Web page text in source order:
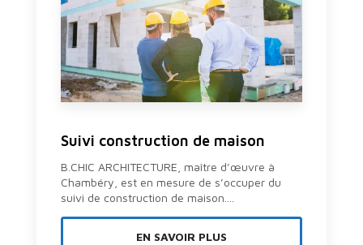
Suivi construction de maison
B.CHIC ARCHITECTURE, maître d’œuvre à
Chambéry, est en mesure de s’occuper du
suivi de construction de maison....
EN SAVOIR PLUS